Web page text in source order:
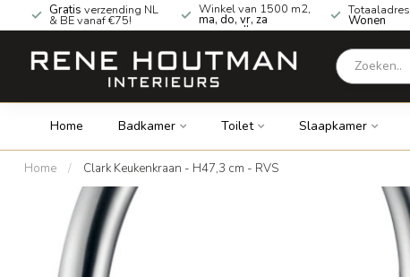
Gratis verzending NL
& BE vanaf €75!
Winkel van 1500 m2,
ma, do, vr, za
geopend!
Totaaladres
Wonen
Home Badkamer Toilet Slaapkamer
Home / Clark Keukenkraan - H47,3 cm - RVS